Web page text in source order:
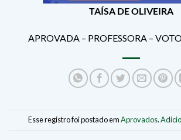
TAÍSA DE OLIVEIRA
APROVADA – PROFESSORA –
Esse registro foi postado emAprovados.